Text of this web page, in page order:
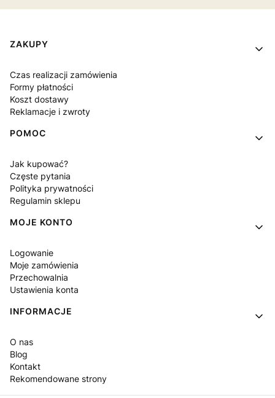
Linki w stopce
ZAKUPY
Czas realizacji zamówienia
Formy płatności
Koszt dostawy
Reklamacje i zwroty
POMOC
Jak kupować?
Częste pytania
Polityka prywatności
Regulamin sklepu
MOJE KONTO
Logowanie
Moje zamówienia
Przechowalnia
Ustawienia konta
INFORMACJE
O nas
Blog
Kontakt
Rekomendowane strony